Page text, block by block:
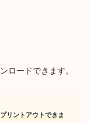
ロードできます。
リントアウトできま